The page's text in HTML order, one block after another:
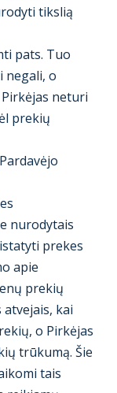
tikslią
pats. Tuo
negali, o
neturi
prekių
nurodytais
prekes
apie
prekių
kai
o Pirkėjas
trūkumą. Šie
tais